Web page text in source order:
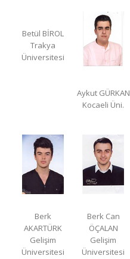
Betül BİROL
Trakya
Üniversitesi
Aykut GÜRKAN
Kocaeli Üni.
Berk
AKARTÜRK
Gelişim
Üniversitesi
Berk Can
ÖÇALAN
Gelişim
Üniversitesi